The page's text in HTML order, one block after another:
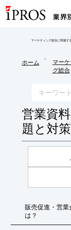
マーケティング総合に関連す
ホーム
>
マー
グ総合
営業資
題と対
販売促進・営業
は？